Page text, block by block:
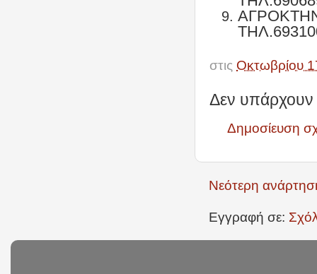
στις Οκτωβρίου
Δεν υπάρχουν
Δημοσίευση
Νεότερη
Εγγραφή σε: